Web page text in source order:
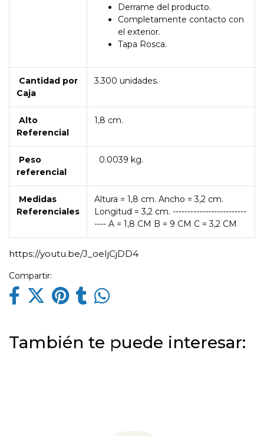
Derrame del producto.
Completamente contacto con
el exterior.
Tapa Rosca.
Cantidad por
Caja
3.300 unidades.
Alto
Referencial
1,8 cm.
Peso
referencial
0.0039 kg.
Medidas
Referenciales
Altura = 1,8 cm. Ancho = 3,2 cm.
Longitud = 3,2 cm. -------------------------
---- A = 1,8 CM B = 9 CM C = 3,2 CM
https://youtu.be/J_oeIjCjDD4
Compartir:
También te puede interesar: